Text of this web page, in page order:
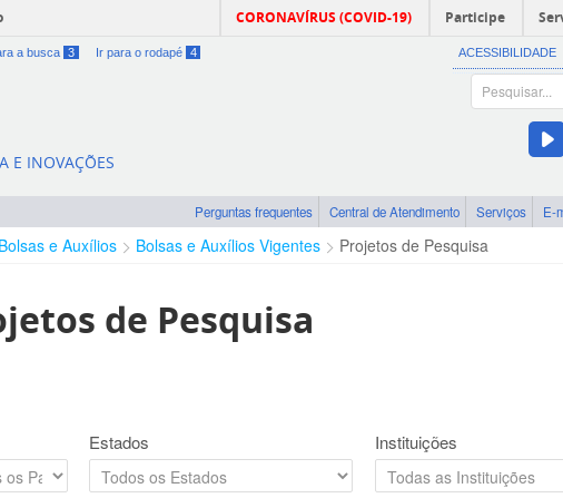
CORONAVÍRUS (COVID-19) Participe
a busca 3 Ir para o rodapé 4 ACESSIBILIDADE
E INOVAÇÕES
Perguntas frequentes Central de Atendimento Serviços E-
Bolsas e Auxílios Bolsas e Auxílios Vigentes Projetos de Pesquisa
de Pesquisa
Estados Instituições